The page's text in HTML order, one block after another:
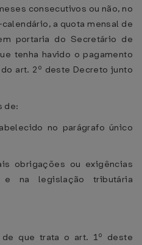
consecutivos ou não, no
a quota mensal de
portaria do Secretário de
tenha havido o pagamento
art. 2º deste Decreto junto
de:
no parágrafo único
obrigações ou exigências
na legislação tributária
que trata o art. 1º deste